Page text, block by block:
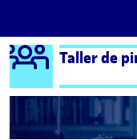
Saltar al contenido
Logo Ágora
Taller de